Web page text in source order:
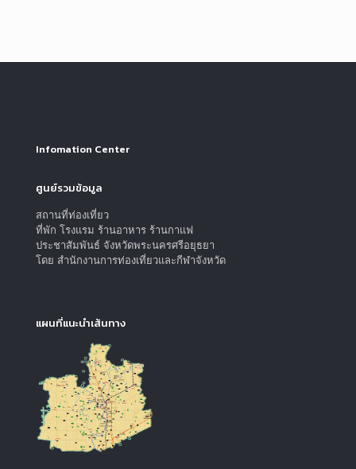
Infomation Center
ศูนย์รวมข้อมูล
สถานที่ท่องเที่ยว
ที่พัก โรงแรม ร้านอาหาร ร้านกาแฟ
ประชาสัมพันธ์ จังหวัดพระนครศรีอยุธยา
โดย สำนักงานการท่องเที่ยวและกีฬาจังหวัด
แผนที่แนะนำเส้นทาง